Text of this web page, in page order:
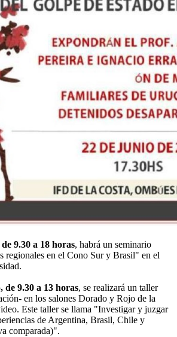
9.30 a 18 horas, habrá un seminario
regionales en el Cono Sur y Brasil" en el
de 9.30 a 13 horas, se realizará un taller
en los salones Dorado y Rojo de la
Este taller se llama "Investigar y juzgar
de Argentina, Brasil, Chile y
comparada)".